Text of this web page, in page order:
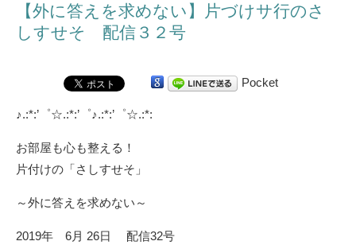
【外に答えを求めない】片づけサ行のさ
しすせそ 配信３２号
Pocket
♪.:*:’゜☆.:*:’゜♪.:*:’゜☆.:*:
お部屋も心も整える！
片付けの「さしすせそ」
～外に答えを求めない～
2019年 6月 26日 配信32号